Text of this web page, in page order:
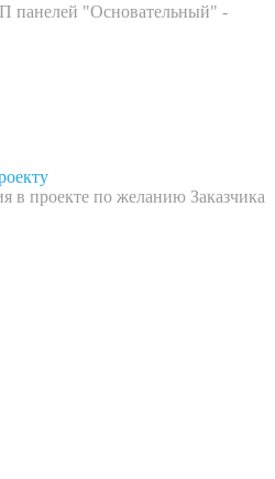
проекте по желанию Заказчика